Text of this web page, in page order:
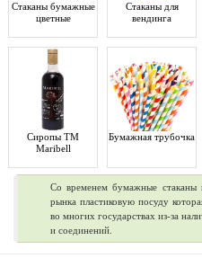
Стаканы бумажные
цветные
Стаканы для
вендинга
Сиропы ТМ
Maribell
Бумажная трубочка
Со временем бумажные стаканы
рынка пластиковую посуду
во многих государствах из-за
и соединений.